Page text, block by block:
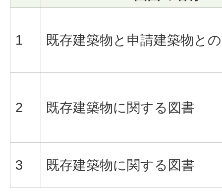
1 既存建築物と申請建築物と
2 既存建築物に関する図書
3 既存建築物に関する図書